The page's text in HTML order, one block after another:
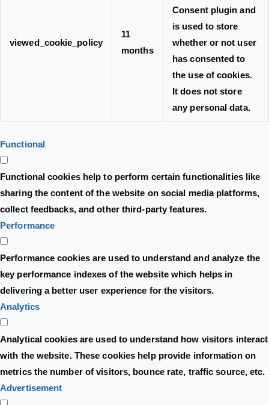
viewed_cookie_policy
11
months
Consent plugin and
is used to store
whether or not user
has consented to
the use of cookies.
It does not store
any personal data.
Functional
Functional cookies help to perform certain functionalities like
sharing the content of the website on social media platforms,
collect feedbacks, and other third-party features.
Performance
Performance cookies are used to understand and analyze the
key performance indexes of the website which helps in
delivering a better user experience for the visitors.
Analytics
Analytical cookies are used to understand how visitors interact
with the website. These cookies help provide information on
metrics the number of visitors, bounce rate, traffic source, etc.
Advertisement